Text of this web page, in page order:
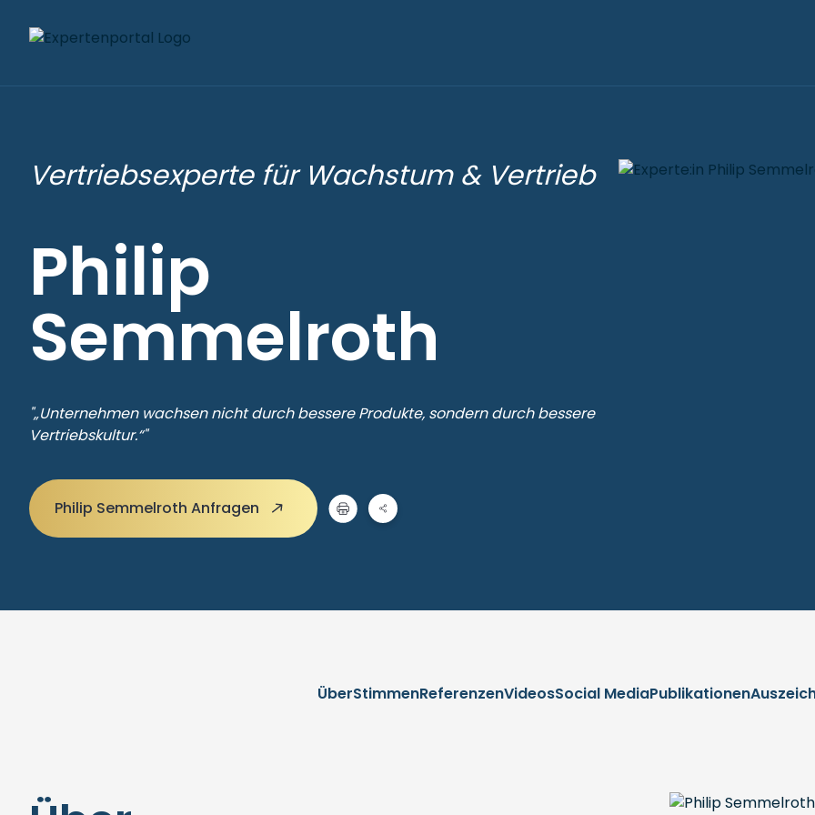
Vertriebsexperte für Wachstum & Vertrieb
Philip
Semmelroth
"„Unternehmen wachsen nicht durch bessere Produkte, sondern durch bessere
Vertriebskultur.“"
Philip Semmelroth Anfragen
ÜberStimmenReferenzenVideosSocial MediaPublikationen